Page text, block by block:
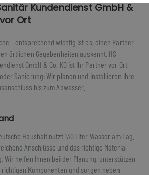
Kundendienst GmbH &
Ort
– entsprechend wichtig ist es, einen Partner
örtlichen Gegebenheiten auskennt. HS
GmbH & Co. KG ist Ihr Partner vor Ort
Sanierung: Wir planen und installieren Ihre
bis zum Abwasser.
Haushalt nutzt 130 Liter Wasser am Tag.
Anschlüsse und das richtige Material
Wir helfen Ihnen bei der Planung, unterstützen
Komponenten und sorgen neben